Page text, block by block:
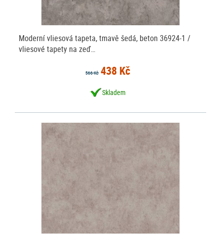
Moderní vliesová tapeta, tmavě šedá, beton 36924-1 /
vliesové tapety na zeď…
566 Kč 438 Kč
Skladem